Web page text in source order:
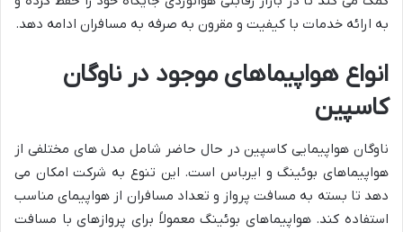
به ارائه خدمات با کیفیت و مقرون به صرفه به مسافران ادامه دهد.
انواع هواپیماهای موجود در ناوگان
کاسپین
ناوگان هواپیمایی کاسپین در حال حاضر شامل مدل های مختلفی از
هواپیماهای بوئینگ و ایرباس است. این تنوع به شرکت امکان می
دهد تا بسته به مسافت پرواز و تعداد مسافران از هواپیمای مناسب
استفاده کند. هواپیماهای بوئینگ معمولاً برای پروازهای با مسافت